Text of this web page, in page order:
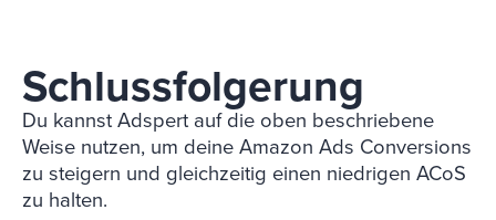
Schlussfolgerung
Du kannst Adspert auf die oben beschriebene
Weise nutzen, um deine Amazon Ads Conversions
zu steigern und gleichzeitig einen niedrigen ACoS
zu halten.